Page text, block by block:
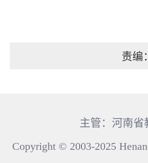
责编
主管：河南
Copyright © 2003-2025